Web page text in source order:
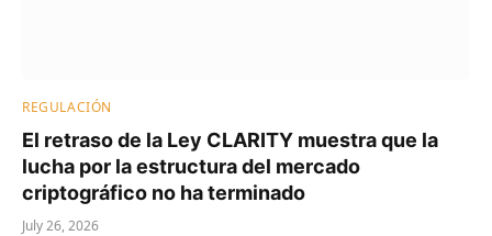
REGULACIÓN
El retraso de la Ley CLARITY muestra que la
lucha por la estructura del mercado
criptográfico no ha terminado
July 26, 2026